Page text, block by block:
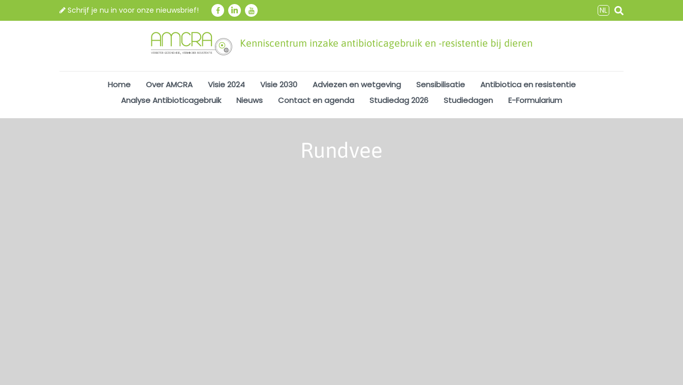
Schrijf je nu in voor onze nieuwsbrief! NL
Kenniscentrum inzake antibioticagebruik en -resistentie bij dieren
Home Over AMCRA Visie 2024 Visie 2030 Adviezen en wetgeving Sensibilisatie
Antibiotica en resistentie
Analyse Antibioticagebruik
Nieuws Contact en agenda Studiedag 2026 Studiedagen E-Formularium
Rundvee